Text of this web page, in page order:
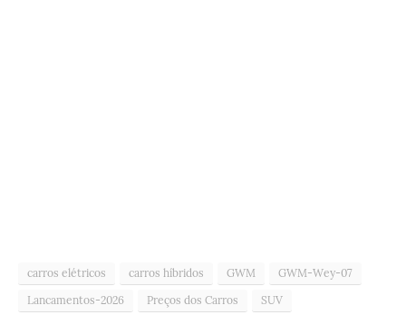
carros elétricos carros híbridos GWM
GWM-Wey-07
Lancamentos-2026
Preços dos Carros SUV